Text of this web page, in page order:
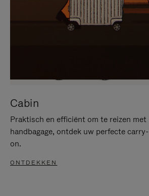
DEMPEN
OP
Cabin
Praktisch en efficiënt om te reizen met
handbagage, ontdek uw perfecte carry-
on.
ONTDEKKEN